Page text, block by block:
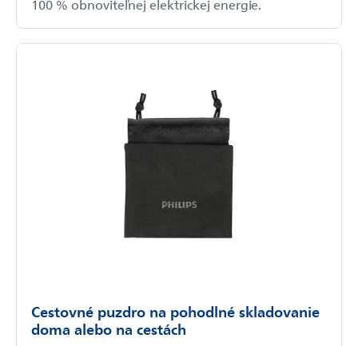
100 % obnoviteľnej elektrickej energie.
Cestovné puzdro na pohodlné skladovanie
doma alebo na cestách